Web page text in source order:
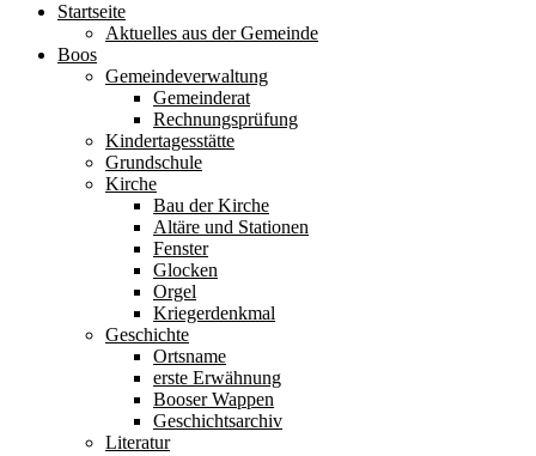
Startseite
Aktuelles aus der Gemeinde
Boos
Gemeindeverwaltung
Gemeinderat
Rechnungsprüfung
Kindertagesstätte
Grundschule
Kirche
Bau der Kirche
Altäre und Stationen
Fenster
Glocken
Orgel
Kriegerdenkmal
Geschichte
Ortsname
erste Erwähnung
Booser Wappen
Geschichtsarchiv
Literatur